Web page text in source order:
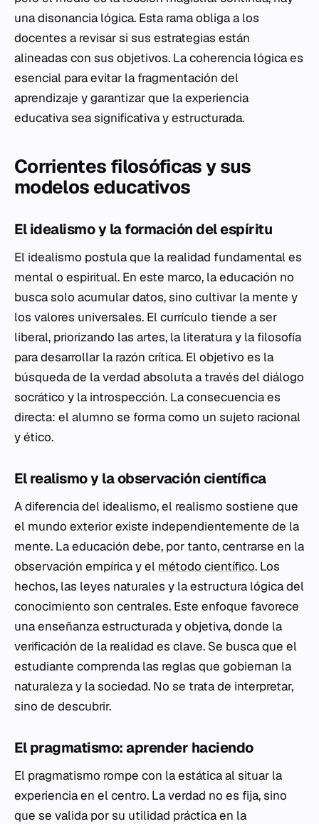
una disonancia lógica. Esta rama obliga a los
docentes a revisar si sus estrategias están
alineadas con sus objetivos. La coherencia lógica es
esencial para evitar la fragmentación del
aprendizaje y garantizar que la experiencia
educativa sea significativa y estructurada.
Corrientes filosóficas y sus
modelos educativos
El idealismo y la formación del espíritu
El idealismo postula que la realidad fundamental es
mental o espiritual. En este marco, la educación no
busca solo acumular datos, sino cultivar la mente y
los valores universales. El currículo tiende a ser
liberal, priorizando las artes, la literatura y la filosofía
para desarrollar la razón crítica. El objetivo es la
búsqueda de la verdad absoluta a través del diálogo
socrático y la introspección. La consecuencia es
directa: el alumno se forma como un sujeto racional
y ético.
El realismo y la observación científica
A diferencia del idealismo, el realismo sostiene que
el mundo exterior existe independientemente de la
mente. La educación debe, por tanto, centrarse en la
observación empírica y el método científico. Los
hechos, las leyes naturales y la estructura lógica del
conocimiento son centrales. Este enfoque favorece
una enseñanza estructurada y objetiva, donde la
verificación de la realidad es clave. Se busca que el
estudiante comprenda las reglas que gobiernan la
naturaleza y la sociedad. No se trata de interpretar,
sino de descubrir.
El pragmatismo: aprender haciendo
El pragmatismo rompe con la estática al situar la
experiencia en el centro. La verdad no es fija, sino
que se valida por su utilidad práctica en la